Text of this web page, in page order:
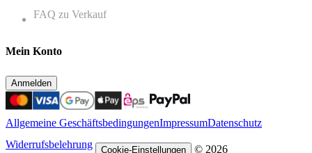
FAQ zu Verkauf
Mein Konto
Anmelden
Allgemeine GeschäftsbedingungenImpressumDatenschutz
Widerrufsbelehrung
Cookie-Einstellungen © 2026